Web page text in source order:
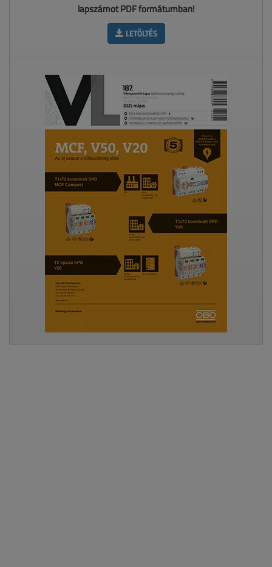
lapszámot PDF formátumban!
LETÖLTÉS